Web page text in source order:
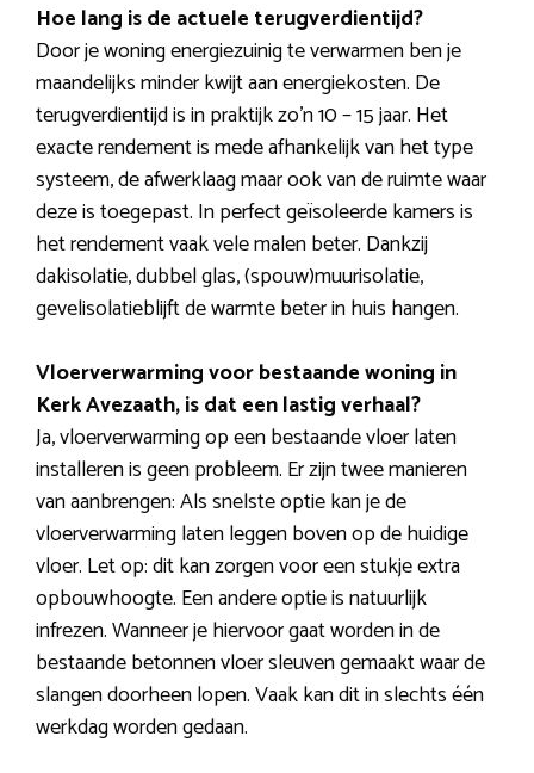
Hoe lang is de actuele terugverdientijd?
Door je woning energiezuinig te verwarmen ben je
maandelijks minder kwijt aan energiekosten. De
terugverdientijd is in praktijk zo’n 10 – 15 jaar. Het
exacte rendement is mede afhankelijk van het type
systeem, de afwerklaag maar ook van de ruimte waar
deze is toegepast. In perfect geïsoleerde kamers is
het rendement vaak vele malen beter. Dankzij
dakisolatie, dubbel glas, (spouw)muurisolatie,
gevelisolatieblijft de warmte beter in huis hangen.
Vloerverwarming voor bestaande woning in
Kerk Avezaath, is dat een lastig verhaal?
Ja, vloerverwarming op een bestaande vloer laten
installeren is geen probleem. Er zijn twee manieren
van aanbrengen: Als snelste optie kan je de
vloerverwarming laten leggen boven op de huidige
vloer. Let op: dit kan zorgen voor een stukje extra
opbouwhoogte. Een andere optie is natuurlijk
infrezen. Wanneer je hiervoor gaat worden in de
bestaande betonnen vloer sleuven gemaakt waar de
slangen doorheen lopen. Vaak kan dit in slechts één
werkdag worden gedaan.